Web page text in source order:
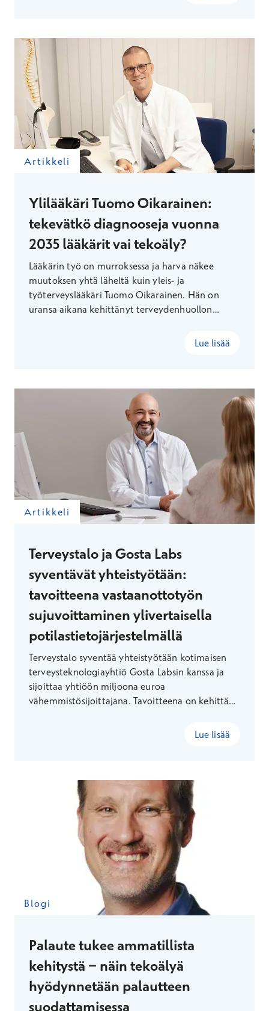
Artikkeli
Ylilääkäri Tuomo Oikarainen:
tekevätkö diagnooseja vuonna
2035 lääkärit vai tekoäly?
Lääkärin työ on murroksessa ja harva näkee
muutoksen yhtä läheltä kuin yleis- ja
työterveyslääkäri Tuomo Oikarainen. Hän on
uransa aikana kehittänyt terveydenhuollon
Lue lisää
Artikkeli
Terveystalo ja Gosta Labs
syventävät yhteistyötään:
tavoitteena vastaanottotyön
sujuvoittaminen ylivertaisella
potilastietojärjestelmällä
Terveystalo syventää yhteistyötään kotimaisen
terveysteknologiayhtiö Gosta Labsin kanssa ja
sijoittaa yhtiöön miljoona euroa
vähemmistösijoittajana. Tavoitteena on kehittää
hoidon laatua ja vastaanottotyön sujuvuutta
Lue lisää
Blogi
Palaute tukee ammatillista
kehitystä − näin tekoälyä
hyödynnetään palautteen
suodattamisessa